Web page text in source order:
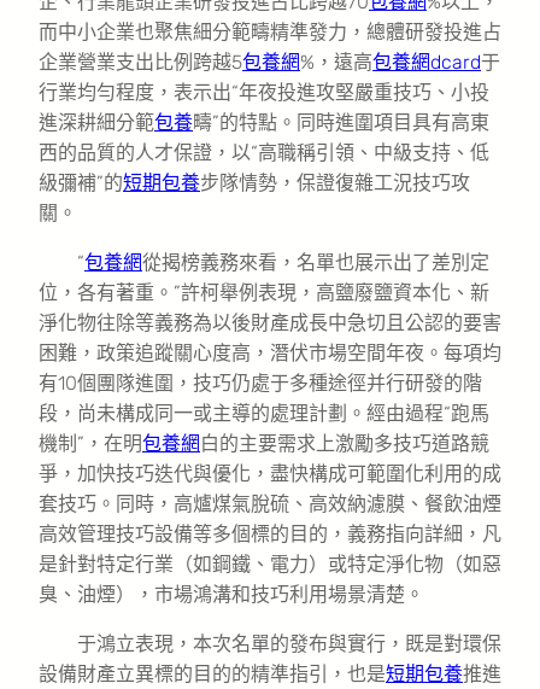
而中小企業也聚焦細分範疇精準發力，總體研發投進占
企業營業支出比例跨越5包養網%，遠高包養網dcard于
行業均勻程度，表示出“年夜投進攻堅嚴重技巧、小投
進深耕細分範包養疇”的特點。同時進圍項目具有高東
西的品質的人才保證，以“高職稱引領、中級支持、低
級彌補”的短期包養步隊情勢，保證復雜工況技巧攻
關。
“包養網從揭榜義務來看，名單也展示出了差別定
位，各有著重。”許柯舉例表現，高鹽廢鹽資本化、新
淨化物往除等義務為以後財產成長中急切且公認的要害
困難，政策追蹤關心度高，潛伏市場空間年夜。每項均
有10個團隊進圍，技巧仍處于多種途徑并行研發的階
段，尚未構成同一或主導的處理計劃。經由過程“跑馬
機制”，在明包養網 白的主要需求上激勵多技巧道路競
爭，加快技巧迭代與優化，盡快構成可範圍化利用的成
套技巧。同時，高爐煤氣脫硫、高效納濾膜、餐飲油煙
高效管理技巧設備等多個標的目的，義務指向詳細，凡
是針對特定行業（如鋼鐵、電力）或特定淨化物（如惡
臭、油煙），市場鴻溝和技巧利用場景清楚。
于鴻立表現，本次名單的發布與實行，既是對環保
設備財產立異標的目的的精準指引，也是短期包養推進